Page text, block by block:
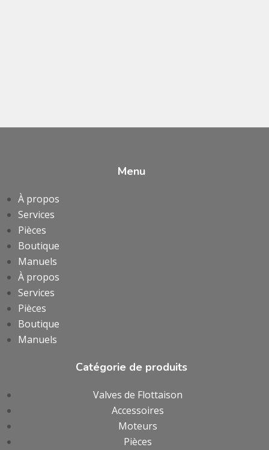
Menu
À propos
Services
Pièces
Boutique
Manuels
À propos
Services
Pièces
Boutique
Manuels
Catégorie de produits
Valves de Flottaison
Accessoires
Moteurs
Pièces